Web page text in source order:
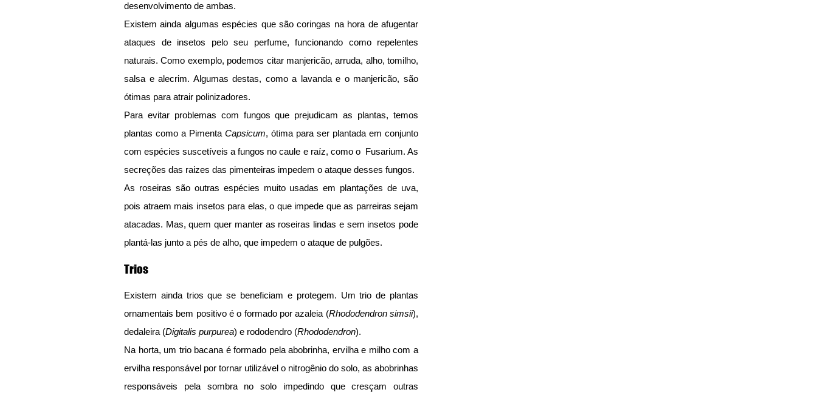
desenvolvimento de ambas.
Existem ainda algumas espécies que são coringas na hora de afugentar
ataques de insetos pelo seu perfume, funcionando como repelentes
naturais. Como exemplo, podemos citar manjericão, arruda, alho, tomilho,
salsa e alecrim. Algumas destas, como a lavanda e o manjericão, são
ótimas para atrair polinizadores.
Para evitar problemas com fungos que prejudicam as plantas, temos
plantas como a Pimenta Capsicum, ótima para ser plantada em conjunto
com espécies suscetíveis a fungos no caule e raíz, como o  Fusarium. As
secreções das raizes das pimenteiras impedem o ataque desses fungos.
As roseiras são outras espécies muito usadas em plantações de uva,
pois atraem mais insetos para elas, o que impede que as parreiras sejam
atacadas. Mas, quem quer manter as roseiras lindas e sem insetos pode
plantá-las junto a pés de alho, que impedem o ataque de pulgões.
Trios
Existem ainda trios que se beneficiam e protegem. Um trio de plantas
ornamentais bem positivo é o formado por azaleia (Rhododendron simsii),
dedaleira (Digitalis purpurea) e rododendro (Rhododendron).
Na horta, um trio bacana é formado pela abobrinha, ervilha e milho com a
ervilha responsável por tornar utilizável o nitrogênio do solo, as abobrinhas
responsáveis pela sombra no solo impedindo que cresçam outras